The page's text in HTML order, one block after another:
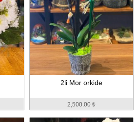
2li Mor orkide
2,500.00 ₺